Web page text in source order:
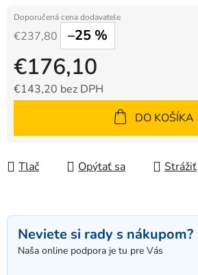
€237,80 –25 %
€176,10
€143,20 bez DPH
DO KOŠÍKA
Tlač Opýtať sa Strážiť
Neviete si rady s nákupom?
Naša online podpora je tu pre Vás